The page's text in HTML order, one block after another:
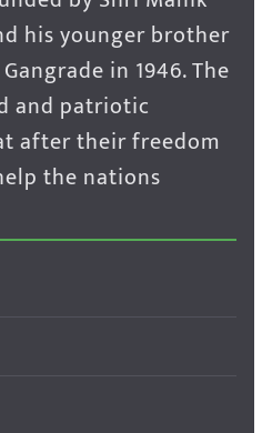
his younger brother
in 1946. The
and patriotic
after their freedom
the nations